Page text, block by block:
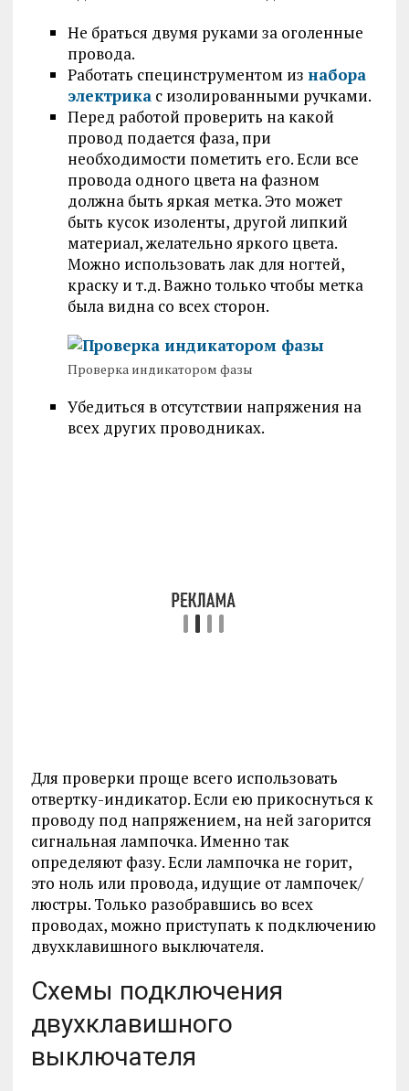
Не браться двумя руками за оголенные
провода.
Работать специнструментом из набора
электрикас изолированными ручками.
Перед работой проверить на какой
провод подается фаза, при
необходимости пометить его. Если все
провода одного цвета на фазном
должна быть яркая метка. Это может
быть кусок изоленты, другой липкий
материал, желательно яркого цвета.
Можно использовать лак для ногтей,
краску и т.д. Важно только чтобы метка
была видна со всех сторон.
Проверка индикатором фазы
Убедиться в отсутствии напряжения на
всех других проводниках.
Для проверки проще всего использовать
отвертку-индикатор. Если ею прикоснуться к
проводу под напряжением, на ней загорится
сигнальная лампочка. Именно так
определяют фазу. Если лампочка не горит,
это ноль или провода, идущие от лампочек/
люстры. Только разобравшись во всех
проводах, можно приступать к подключению
двухклавишного выключателя.
Схемы подключения
двухклавишного
выключателя